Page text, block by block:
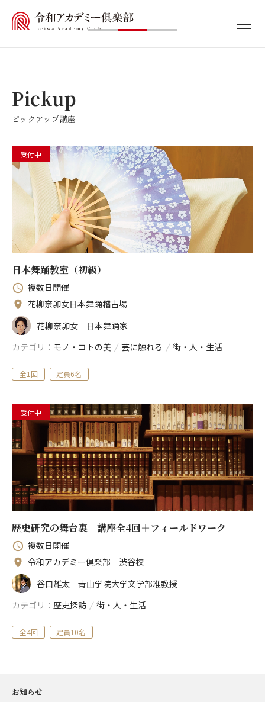
カテゴリから選ぶ
教養
日本人の心
歴史探訪
街・人・生活
芸に触れる
モノ・コトの美
アクセス
お知らせ
受講規約
特定商取引法に基づく表記
プライバシーポリシー
Pickup
ピックアップ講座
受付中
日本舞踊教室（初級）
複数日開催
花柳奈卯女日本舞踊稽古場
花柳奈卯女 日本舞踊家
カテゴリ
モノ・コトの美 / 芸に触れる / 街・人・生活
全1回 定員6名
受付中
歴史研究の舞台裏 講座全4回＋フィールドワーク
複数日開催
令和アカデミー倶楽部 渋谷校
谷口雄太 青山学院大学文学部准教授
カテゴリ
歴史探訪 / 街・人・生活
全4回 定員10名
お知らせ